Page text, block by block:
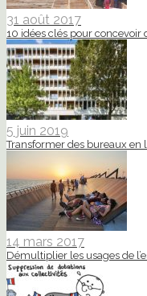
31 août 2017
10 idées clés pour concevoir
5 juin 2019
Transformer des bureaux en
14 mars 2017
Démultiplier les usages de